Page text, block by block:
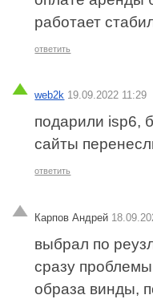
работает
ответить
web2k 19.09.2022 11:29
подарили isp6,
сайты
ответить
Карпов Андрей
выбрал по
сразу
образа винды,